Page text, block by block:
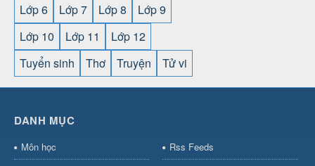
Lớp 6
Lớp 7 Lớp 8
Lớp 9
Lớp 10
Lớp 11
Lớp 12
Tuyển sinh
Thơ Truyện Tử vi
cái OPEN88⇔
⇔https://gameb52a.club/ https://taixiuonl.com/
bài⇔bóng đá trực tiếp⇔fly88
DANH MỤC
Môn học
Rss Feeds